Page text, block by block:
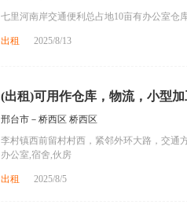
七里河南岸交通便利总占地10亩有办公室仓
出租 2025/8/13
(出租)可用作仓库，物流，小型
邢台市－桥西区 桥西区
李村镇西前留村村西，紧邻外环大路，交通
办公室,宿舍,伙房
出租 2025/8/5